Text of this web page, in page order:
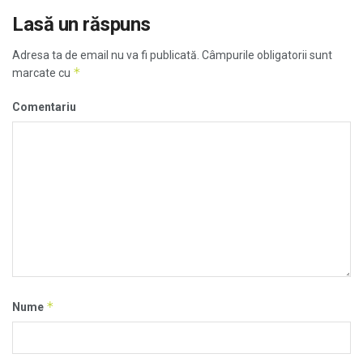
Lasă un răspuns
Adresa ta de email nu va fi publicată. Câmpurile obligatorii sunt
marcate cu *
Comentariu
Nume *